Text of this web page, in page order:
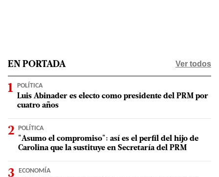
EN PORTADA Ver todos
POLÍTICA
Luis Abinader es electo como presidente del PRM por
cuatro años
POLÍTICA
"Asumo el compromiso": así es el perfil del hijo de
Carolina que la sustituye en Secretaría del PRM
ECONOMÍA